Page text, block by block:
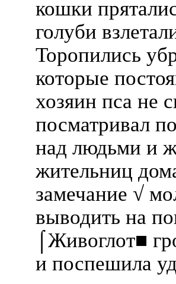
кошки
голуби
Торопились
которые
хозяин пса не
посматривал
над людьми и
жительниц
замечание √
выводить на
⌠Живоглот■
и поспешила